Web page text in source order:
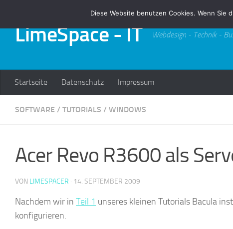
LimeSpace - IT Webdesign - Technik -
Startseite Datenschutz Impressum
SOFTWARE / TUTORIALS / WINDOWS
Acer Revo R3600 als
VON LIMESPACER · 14. SEPTEMBER 2009
Nachdem wir in Teil 1 unseres kleinen Tutorials Bacula
konfigurieren.
Diese Website benutzen Cookies. Wenn Sie